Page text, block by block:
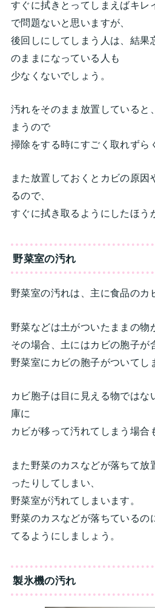
すぐに拭きとってしまえばキレ
で問題ないと思いますが、
後回しにしてしまう人は、結果
のままになっている人も
少なくないでしょう。
汚れをそのまま放置していると
まうので
掃除をする時にすごく取れずら
また放置しておくとカビの原因
るので、
すぐに拭き取るようにしたほう
野菜室の汚れ
野菜室の汚れは、主に食品のカ
野菜などは土がついたままの物
その場合、土にはカビの胞子が
野菜室にカビの胞子がついてし
カビ胞子は目に見える物ではな
庫に
カビが移って汚れてしまう場合
また野菜のカスなどが落ちて放
ったりしてしまい、
野菜室が汚れてしまいます。
野菜のカスなどが落ちているの
てるようにしましょう。
製氷機の汚れ